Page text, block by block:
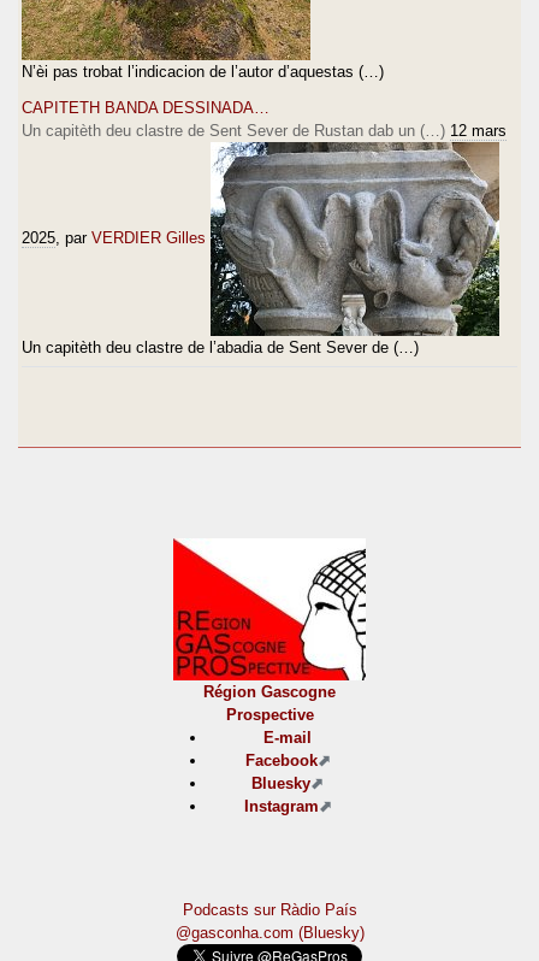
N’èi pas trobat l’indicacion de l’autor d’aquestas (…)
CAPITETH BANDA DESSINADA…
Un capitèth deu clastre de Sent Sever de Rustan dab un (…) 12 mars
2025 , par VERDIER Gilles
Un capitèth deu clastre de l’abadia de Sent Sever de (…)
Région Gascogne
Prospective
E-mail
Facebook
Bluesky
Instagram
Podcasts sur Ràdio País
@gasconha.com (Bluesky)